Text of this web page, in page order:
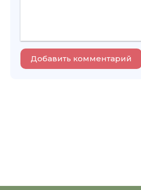
Добавить комментарий